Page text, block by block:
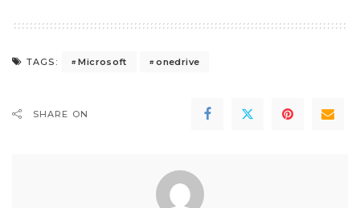
TAGS: Microsoft onedrive
SHARE ON